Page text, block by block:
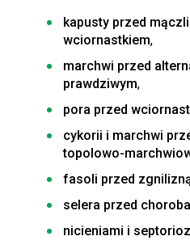
kapusty przed
wciornastkiem,
marchwi przed
prawdziwym,
pora przed
cykorii i marchwi
topolowo-
fasoli przed
selera przed
nicieniami i